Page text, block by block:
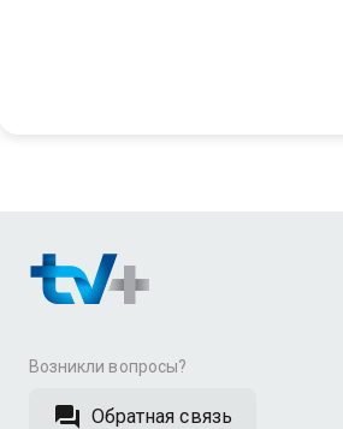
Возникли вопросы?
Обратная связь